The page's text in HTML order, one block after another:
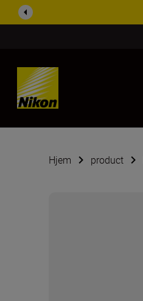
Skip Content
Hjem product